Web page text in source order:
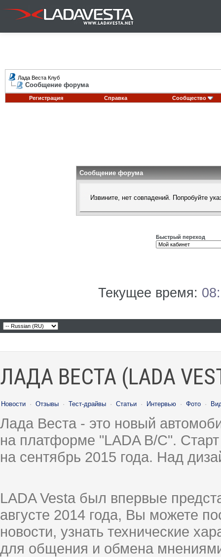
Лада Веста Клуб
Сообщение форума
Регистрация Справка Сообщество
Сообщение форума
Извините, нет совпадений. Попробуйте
Быстрый переход
Текущее время:
ЛАДА ВЕСТА (LADA
Новости · Отзывы · Тест-драйвы · Статьи · Интервью · Фото ·
Лада Веста - это новый
на платформе "LADA B/C".
на сентябрь 2015 года. Над
LADA Vesta был впервые
августе 2014 года, Вы можете
новости, узнать технические
для общения и обмена